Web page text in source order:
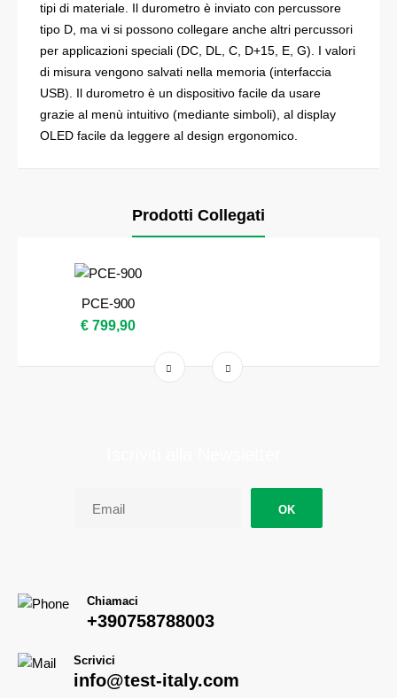
tipi di materiale. Il durometro è inviato con percussore
tipo D, ma vi si possono collegare anche altri percussori
per applicazioni speciali (DC, DL, C, D+15, E, G). I valori
di misura vengono salvati nella memoria (interfaccia
USB). Il durometro è un dispositivo facile da usare
grazie al menù intuitivo (mediante simboli), al display
OLED facile da leggere al design ergonomico.
Prodotti Collegati
PCE-900
€ 799,90
OK
Chiamaci
+390758788003
Scrivici
info@test-italy.com